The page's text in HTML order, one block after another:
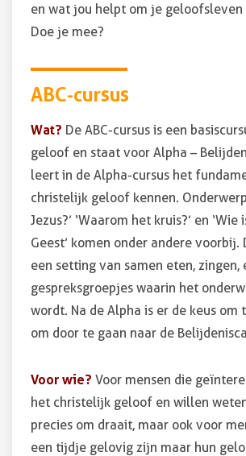
en wat jou helpt om je geloofsleven
Doe je mee?
ABC-cursus
Wat? De ABC-cursus is een
geloof en staat voor Alpha –
leert in de Alpha-cursus het
christelijk geloof kennen.
Jezus?’ ‘Waarom het kruis?’ en ‘Wie
Geest’ komen onder andere voorbij.
een setting van samen eten, zingen,
gespreksgroepjes waarin het
wordt. Na de Alpha is er de keus om
om door te gaan naar de
Voor wie? Voor mensen die
het christelijk geloof en willen
precies om draait, maar ook voor
een tijdje gelovig zijn maar hun